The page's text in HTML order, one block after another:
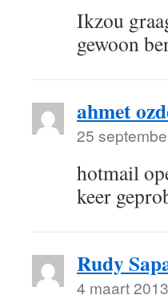
Ikzou
gewoon
ahmet
25
hotmail
keer
Rudy
4 maart